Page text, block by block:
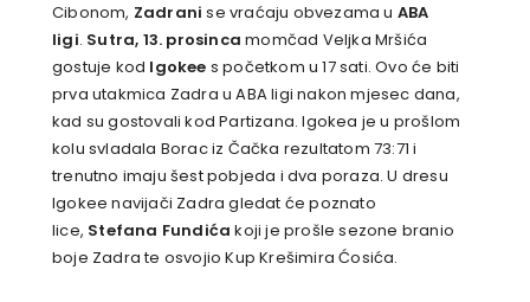
Cibonom, Zadrani se vraćaju obvezama u ABA
ligi. Sutra, 13. prosinca momčad Veljka Mršića
gostuje kod Igokee s početkom u 17 sati. Ovo će biti
prva utakmica Zadra u ABA ligi nakon mjesec dana,
kad su gostovali kod Partizana. Igokea je u prošlom
kolu svladala Borac iz Čačka rezultatom 73:71 i
trenutno imaju šest pobjeda i dva poraza. U dresu
Igokee navijači Zadra gledat će poznato
lice, Stefana Fundića koji je prošle sezone branio
boje Zadra te osvojio Kup Krešimira Ćosića.